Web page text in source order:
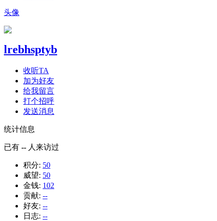
头像
lrebhsptyb
收听TA
加为好友
给我留言
打个招呼
发送消息
统计信息
已有 -- 人来访过
积分: 50
威望: 50
金钱: 102
贡献: --
好友: --
日志: --